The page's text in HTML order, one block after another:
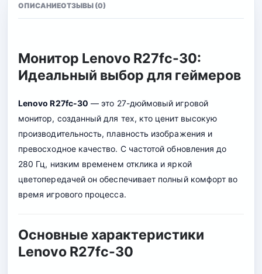
ОПИСАНИЕОТЗЫВЫ (0)
Монитор Lenovo R27fc-30:
Идеальный выбор для геймеров
Lenovo R27fc-30 — это 27-дюймовый игровой
монитор, созданный для тех, кто ценит высокую
производительность, плавность изображения и
превосходное качество. С частотой обновления до
280 Гц, низким временем отклика и яркой
цветопередачей он обеспечивает полный комфорт во
время игрового процесса.
Основные характеристики
Lenovo R27fc-30